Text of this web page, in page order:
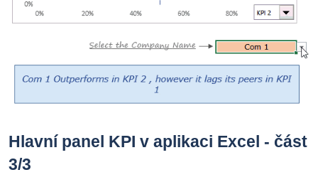
Hlavní panel KPI v aplikaci Excel - část
3/3